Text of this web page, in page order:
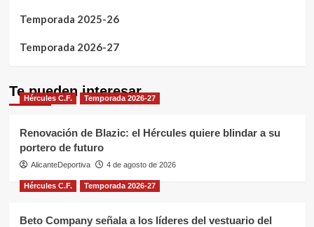
Temporada 2025-26
Temporada 2026-27
Te pueden interesar
Hércules C.F. Temporada 2026-27
Renovación de Blazic: el Hércules quiere blindar a su
portero de futuro
AlicanteDeportiva 4 de agosto de 2026
Hércules C.F. Temporada 2026-27
Beto Company señala a los líderes del vestuario del